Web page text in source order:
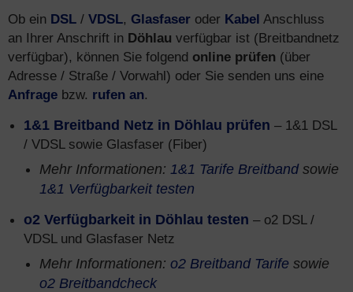
Ob ein DSL / VDSL, Glasfaser oder Kabel Anschluss
an Ihrer Anschrift in Döhlau verfügbar ist (Breitbandnetz
verfügbar), können Sie folgend online prüfen (über
Adresse / Straße / Vorwahl) oder Sie senden uns eine
Anfrage bzw. rufen an.
1&1 Breitband Netz in Döhlau prüfen – 1&1 DSL
/ VDSL sowie Glasfaser (Fiber)
Mehr Informationen: 1&1 Tarife Breitbandsowie
1&1 Verfügbarkeit testen
o2 Verfügbarkeit in Döhlau testen – o2 DSL /
VDSL und Glasfaser Netz
Mehr Informationen: o2 Breitband Tarife sowie
o2 Breitbandcheck